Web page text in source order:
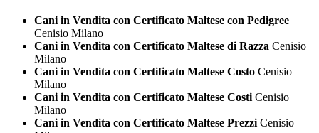
Cani in Vendita con Certificato Maltese con Pedigree
Cenisio Milano
Cani in Vendita con Certificato Maltese di Razza Cenisio
Milano
Cani in Vendita con Certificato Maltese Costo Cenisio
Milano
Cani in Vendita con Certificato Maltese CostiCenisio
Milano
Cani in Vendita con Certificato Maltese PrezziCenisio